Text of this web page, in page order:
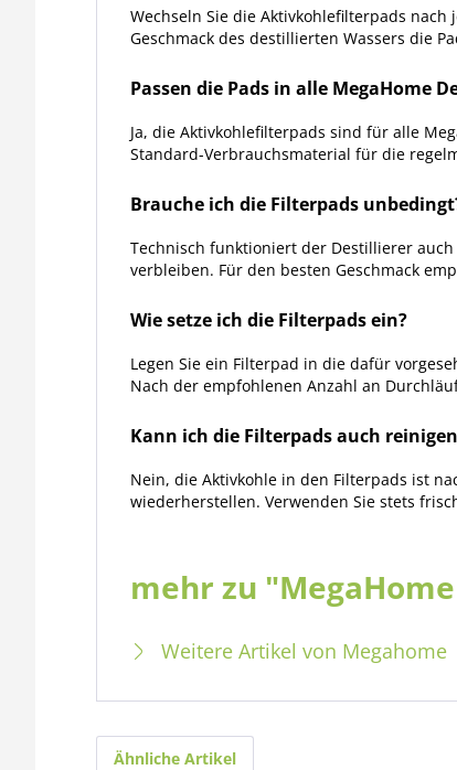
Wechseln Sie die Aktivkohlefilterpads
Geschmack des destillierten Wassers die
Passen die Pads in alle MegaHome
Ja, die Aktivkohlefilterpads sind für alle
Standard-Verbrauchsmaterial für die
Brauche ich die Filterpads
Technisch funktioniert der Destillierer
verbleiben. Für den besten Geschmack
Wie setze ich die Filterpads ein?
Legen Sie ein Filterpad in die dafür
Nach der empfohlenen Anzahl an
Kann ich die Filterpads auch
Nein, die Aktivkohle in den Filterpads ist
wiederherstellen. Verwenden Sie stets
mehr zu
Weitere Artikel von Megahome
Ähnliche Artikel